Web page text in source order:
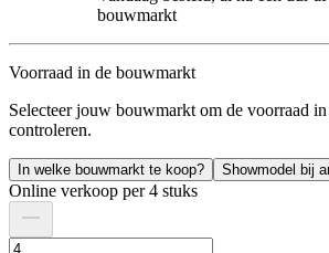
bouwmarkt
Voorraad in de bouwmarkt
Selecteer jouw bouwmarkt om de voorraad
controleren.
In welke bouwmarkt te koop? Showmodel bij
Online verkoop per 4 stuks